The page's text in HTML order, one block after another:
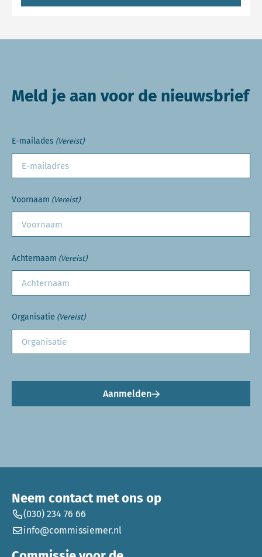
Meld je aan voor de nieuwsbrief
E-mailades (Vereist)
Voornaam (Vereist)
Achternaam (Vereist)
Organisatie (Vereist)
Aanmelden
Neem contact met ons op
(030) 234 76 66
info@commissiemer.nl